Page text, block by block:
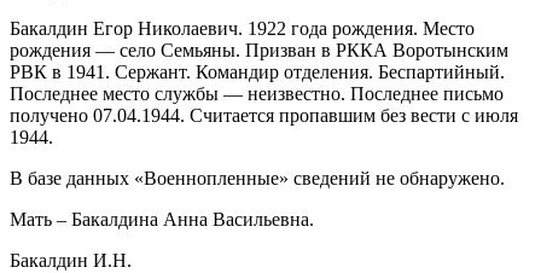
Бакалдин Егор Николаевич. 1922 года рождения. Место
рождения — село Семьяны. Призван в РККА Воротынским
РВК в 1941. Сержант. Командир отделения. Беспартийный.
Последнее место службы — неизвестно. Последнее письмо
получено 07.04.1944. Считается пропавшим без вести с июля
1944.
В базе данных «Военнопленные» сведений не обнаружено.
Мать – Бакалдина Анна Васильевна.
Бакалдин И.Н.